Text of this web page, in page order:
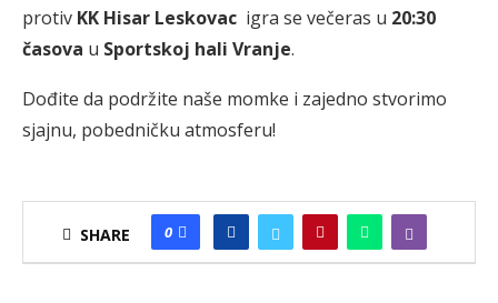
protiv KK Hisar Leskovac igra se večeras u 20:30
časova u Sportskoj hali Vranje.
Dođite da podržite naše momke i zajedno stvorimo
sjajnu, pobedničku atmosferu!
SHARE 0